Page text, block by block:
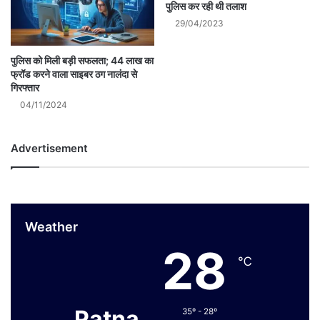
पुलिस को मिली बड़ी सफलता; 44 लाख का
फ्रॉड करने वाला साइबर ठग नालंदा से
गिरफ्तार
04/11/2024
पुलिस कर रही थी तलाश
29/04/2023
Advertisement
Weather
28 ℃
35º - 28º